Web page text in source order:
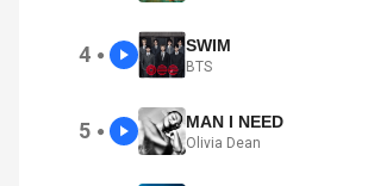
4 ● SWIM
BTS
5 ● MAN I NEED
Olivia Dean